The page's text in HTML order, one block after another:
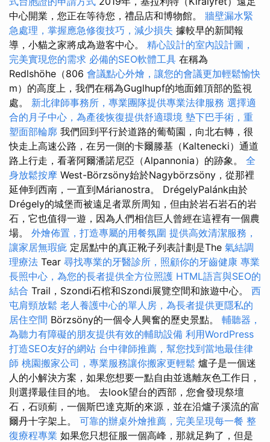
中心開業，您正在等待您，禮品店和博物館。 牆壁漏水緊
急處理，掌握應急修復技巧，減少損失 據較早的新聞報
導，小貓之家將成為遊客中心。 精心設計的室內設計圖，
完美實現您的需求 必備的SEO軟體工具 在稱為
Redlshöhe（806 會議點心外燴，讓您的會議更加輕鬆愉快
m）的高度上，我們在稱為Guglhupf的地面錐頂部的監視
處。 新北律師事務所，專業團隊提供專業法律服務 選擇適
合的月子中心，為產後恢復提供舒適環境 墊下巴手術，重
塑面部輪廓 我們回到平行於道路的葡萄園，向北右轉，很
快走上高速公路，在另一側的卡爾滕基（Kaltenecki）通道
路上行走，看著阿爾潘諾尼亞（Alpannonia）的跡象。 全
身放鬆按摩 West-Börzsöny始於Nagybörzsöny，從那裡
延伸到西南，一直到Márianostra。 DrégelyPalánk由於
Drégely的城堡而被遠足者眾所周知，但由於岩石岩石的岩
石，它也值得一遊，因為人們相信巨人曾經在這裡有一個農
場。 外燴佈置，打造專屬的用餐氛圍 提供高效清潔服務，
讓家居無瑕疵 定居點中的真正靴子列表計劃是The 氣結調
理療法 Tear 尋找專業的牙醫診所，照顧你的牙齒健康 專業
長照中心，為您的長者提供全方位照護 HTML語言與SEO的
結合 Trail，Szondi石棺和Szondi展覽空間和旅遊中心。 西
屯肩頸放鬆 老人養護中心的單人房，為長者提供更隱私的
居住空間 Börzsöny的一個令人興奮的歷史景點。 輔聽器，
為聽力有障礙的朋友提供有效的輔助設備 利用WordPress
打造SEO友好的網站 台中律師推薦，幫您找到當地最佳律
師 桃園搬家公司，專業服務讓你搬家更輕鬆 爐子是一個迷
人的小解決方案，如果您想要一點自由並逃離灰色工作日，
則選擇最佳目的地。 去look望台的西部，您會發現祭壇
石，石頭薊，一個斯巴達克斯的來源，並在沿爐子溪流的富
爾丹十字架上。 可靠的辦桌外燴推薦，完美呈現每一餐 整
復療程專業 如果您只想征服一個高峰，那就足夠了，但是